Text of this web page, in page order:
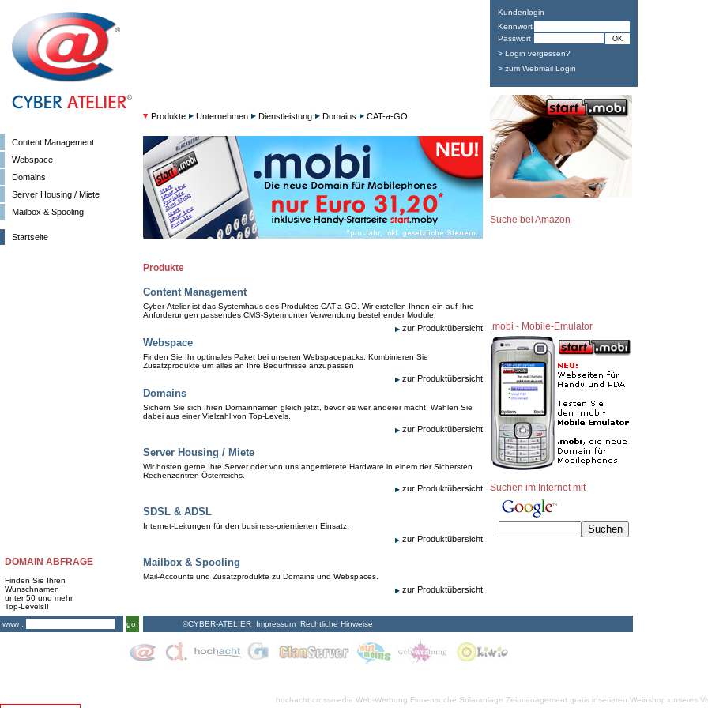
Content Management
Webspace
Domains
Server Housing / Miete
Mailbox & Spooling
Startseite
DOMAIN ABFRAGE
Finden Sie Ihren
Wunschnamen
unter 50 und mehr
Top-Levels!!
www .
go!
Produkte Unternehmen Dienstleistung Domains CAT-a-GO
Produkte
Content Management
Cyber-Atelier ist das Systemhaus des Produktes CAT-a-GO. Wir erstellen Ihnen ein auf Ihre
Anforderungen passendes CMS-Sytem unter Verwendung bestehender Module.
zur Produktübersicht
Webspace
Finden Sie Ihr optimales Paket bei unseren Webspacepacks. Kombinieren Sie
Zusatzprodukte um alles an Ihre Bedürfnisse anzupassen
zur Produktübersicht
Domains
Sichern Sie sich Ihren Domainnamen gleich jetzt, bevor es wer anderer macht. Wählen Sie
dabei aus einer Vielzahl von Top-Levels.
zur Produktübersicht
Server Housing / Miete
Wir hosten gerne Ihre Server oder von uns angemietete Hardware in einem der Sichersten
Rechenzentren Österreichs.
zur Produktübersicht
SDSL & ADSL
Internet-Leitungen für den business-orientierten Einsatz.
zur Produktübersicht
Mailbox & Spooling
Mail-Accounts und Zusatzprodukte zu Domains und Webspaces.
zur Produktübersicht
©CYBER-ATELIER Impressum Rechtliche Hinweise
Kundenlogin
Kennwort
Passwort
> Login vergessen?
> zum Webmail Login
Suche bei Amazon
.mobi - Mobile-Emulator
Suchen im Internet mit
hochacht crossmedia Web-Werbung Firmensuche Solaranlage Zeitmanagement gratis inserieren Weinshop unseres